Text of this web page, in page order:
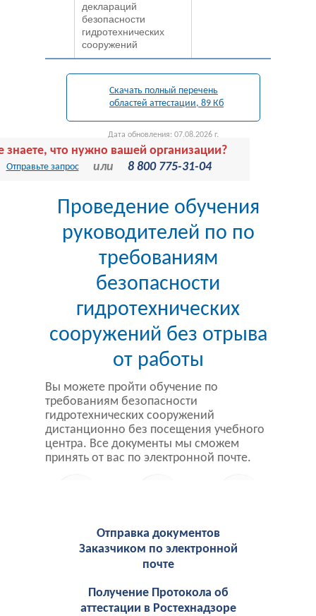
деклараций
безопасности
гидротехнических
сооружений
Скачать полный перечень
областей аттестации, 89 Кб
Дата обновления: 07.08.2026 г.
знаете, что нужно вашей организации?
Отправьте запрос или 8 800 775-31-04
Проведение обучения
руководителей по по
требованиям
безопасности
гидротехнических
сооружений без отрыва
от работы
Вы можете пройти обучение по
требованиям безопасности
гидротехнических сооружений
дистанционно без посещения учебного
центра. Все документы мы сможем
принять от вас по электронной почте.
Отправка документов
Заказчиком по электронной
почте
Получение Протокола об
аттестации в Ростехнадзоре